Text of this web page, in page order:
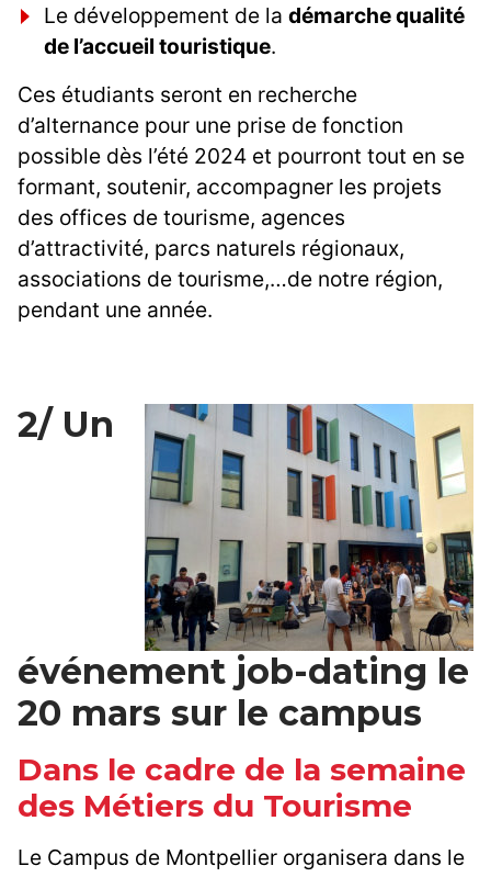
Le développement de la démarche qualité
de l’accueil touristique.
Ces étudiants seront en recherche
d’alternance pour une prise de fonction
possible dès l’été 2024 et pourront tout en se
formant, soutenir, accompagner les projets
des offices de tourisme, agences
d’attractivité, parcs naturels régionaux,
associations de tourisme,…de notre région,
pendant une année.
2/ Un
événement job-dating le
20 mars sur le campus
Dans le cadre de la semaine
des Métiers du Tourisme
Le Campus de Montpellier organisera dans le